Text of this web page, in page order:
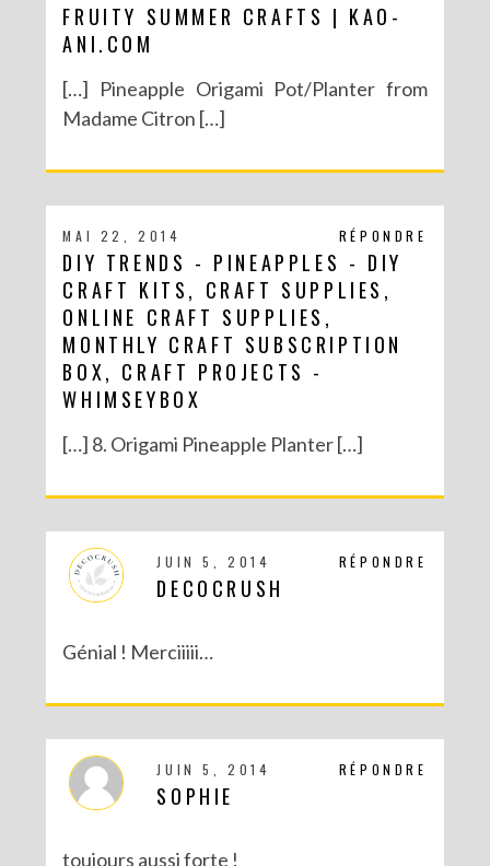
FRUITY SUMMER CRAFTS | KAO-
ANI.COM
[…] Pineapple Origami Pot/Planter from
Madame Citron […]
RÉPONDRE
MAI 22, 2014
DIY TRENDS - PINEAPPLES - DIY
CRAFT KITS, CRAFT SUPPLIES,
ONLINE CRAFT SUPPLIES,
MONTHLY CRAFT SUBSCRIPTION
BOX, CRAFT PROJECTS -
WHIMSEYBOX
[…] 8. Origami Pineapple Planter […]
RÉPONDRE
JUIN 5, 2014
DECOCRUSH
Génial ! Merciiiii…
RÉPONDRE
JUIN 5, 2014
SOPHIE
toujours aussi forte !